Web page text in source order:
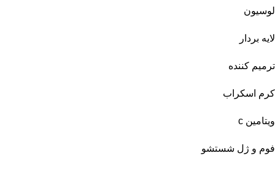
لوسیون
لایه بردار
ترمیم کننده
کرم اسکراب
ویتامین c
فوم و ژل شستشو